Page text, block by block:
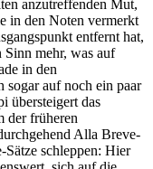
anzutreffenden Mut,
in den Noten vermerkt
entfernt hat,
mehr, was auf
in den
sogar auf noch ein paar
übersteigert das
der früheren
Alla Breve-
schleppen: Hier